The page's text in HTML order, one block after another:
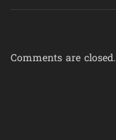
Comments are closed.